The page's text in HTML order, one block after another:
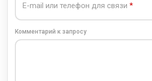
E-mail или телефон для связи
Комментарий к запросу